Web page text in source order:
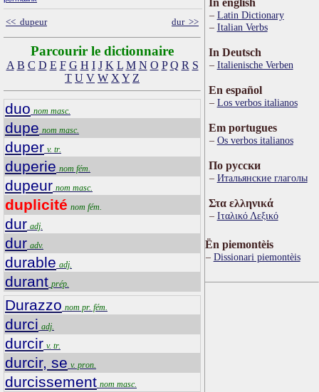
<< dupeur dur >>
Parcourir le dictionnaire
A B C D E F G H I J K L M N O P Q R S
T U V W X Y Z
duo nom masc.
dupe nom masc.
duper v. tr.
duperie nom fém.
dupeur nom masc.
duplicité nom fém.
dur adj.
dur adv.
durable adj.
durant prép.
Durazzo nom pr. fém.
durci adj.
durcir v. tr.
durcir, se v. pron.
durcissement nom masc.
In english
Latin Dictionary
Italian Verbs
In Deutsch
Italienische Verben
En español
Los verbos italianos
Em portugues
Os verbos italianos
По русски
Итальянские глаголы
Στα ελληνικά
Ιταλικό Λεξικό
Ën piemontèis
Dissionari piemontèis